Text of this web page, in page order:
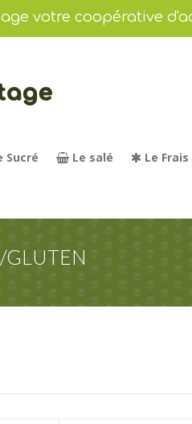
votre coopérative
Sucré Le salé Le Frais
GLUTEN